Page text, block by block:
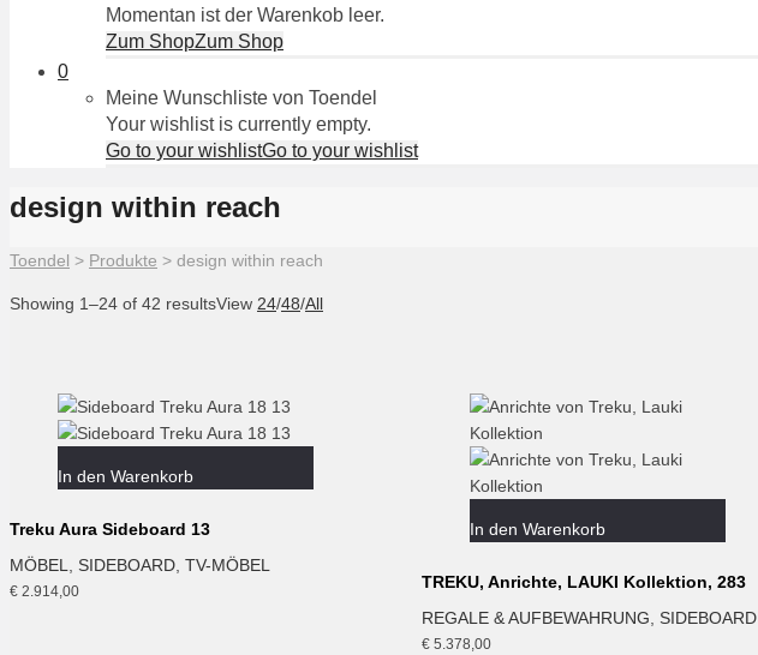
Momentan ist der Warenkob leer.
Zum ShopZum Shop
0
Meine Wunschliste von Toendel
Your wishlist is currently empty.
Go to your wishlistGo to your wishlist
design within reach
Toendel > Produkte > design within reach
Showing 1–24 of 42 resultsView 24/48/All
In den Warenkorb
Treku Aura Sideboard 13
MÖBEL
SIDEBOARD TV-MÖBEL
€ 2.914,00
In den Warenkorb
TREKU, Anrichte, LAUKI Kollektion, 283
REGALE & AUFBEWAHRUNG
SIDEBOARD
€ 5.378,00